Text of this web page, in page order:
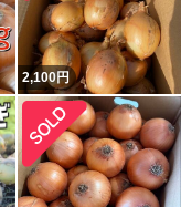
2,100円